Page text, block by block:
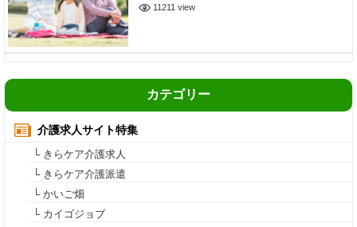
11211 view
カテゴリー
介護求人サイト特集
└ きらケア介護求人
└ きらケア介護派遣
└ かいご畑
└ カイゴジョブ